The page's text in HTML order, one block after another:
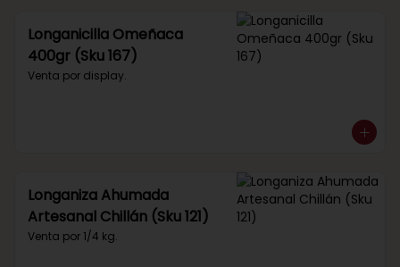
Longanicilla Omeñaca
400gr (Sku 167)
Venta por display.
Longaniza Ahumada
Artesanal Chillán (Sku 121)
Venta por 1/4 kg.